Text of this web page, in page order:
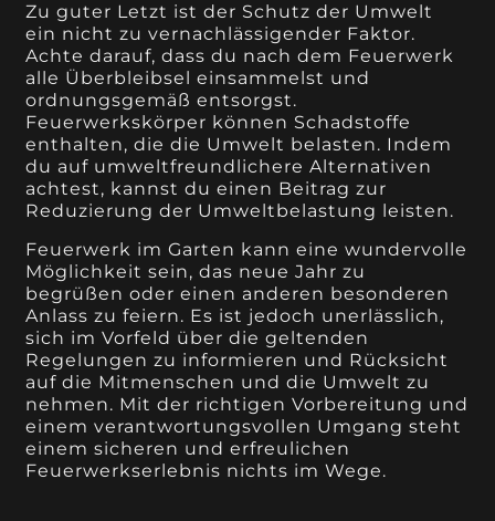
Zu guter Letzt ist der Schutz der Umwelt
ein nicht zu vernachlässigender Faktor.
Achte darauf, dass du nach dem Feuerwerk
alle Überbleibsel einsammelst und
ordnungsgemäß entsorgst.
Feuerwerkskörper können Schadstoffe
enthalten, die die Umwelt belasten. Indem
du auf umweltfreundlichere Alternativen
achtest, kannst du einen Beitrag zur
Reduzierung der Umweltbelastung leisten.
Feuerwerk im Garten kann eine wundervolle
Möglichkeit sein, das neue Jahr zu
begrüßen oder einen anderen besonderen
Anlass zu feiern. Es ist jedoch unerlässlich,
sich im Vorfeld über die geltenden
Regelungen zu informieren und Rücksicht
auf die Mitmenschen und die Umwelt zu
nehmen. Mit der richtigen Vorbereitung und
einem verantwortungsvollen Umgang steht
einem sicheren und erfreulichen
Feuerwerkserlebnis nichts im Wege.